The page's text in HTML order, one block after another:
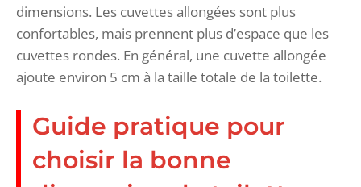
dimensions. Les cuvettes allongées sont plus
confortables, mais prennent plus d’espace que les
cuvettes rondes. En général, une cuvette allongée
ajoute environ 5 cm à la taille totale de la toilette.
Guide pratique pour
choisir la bonne